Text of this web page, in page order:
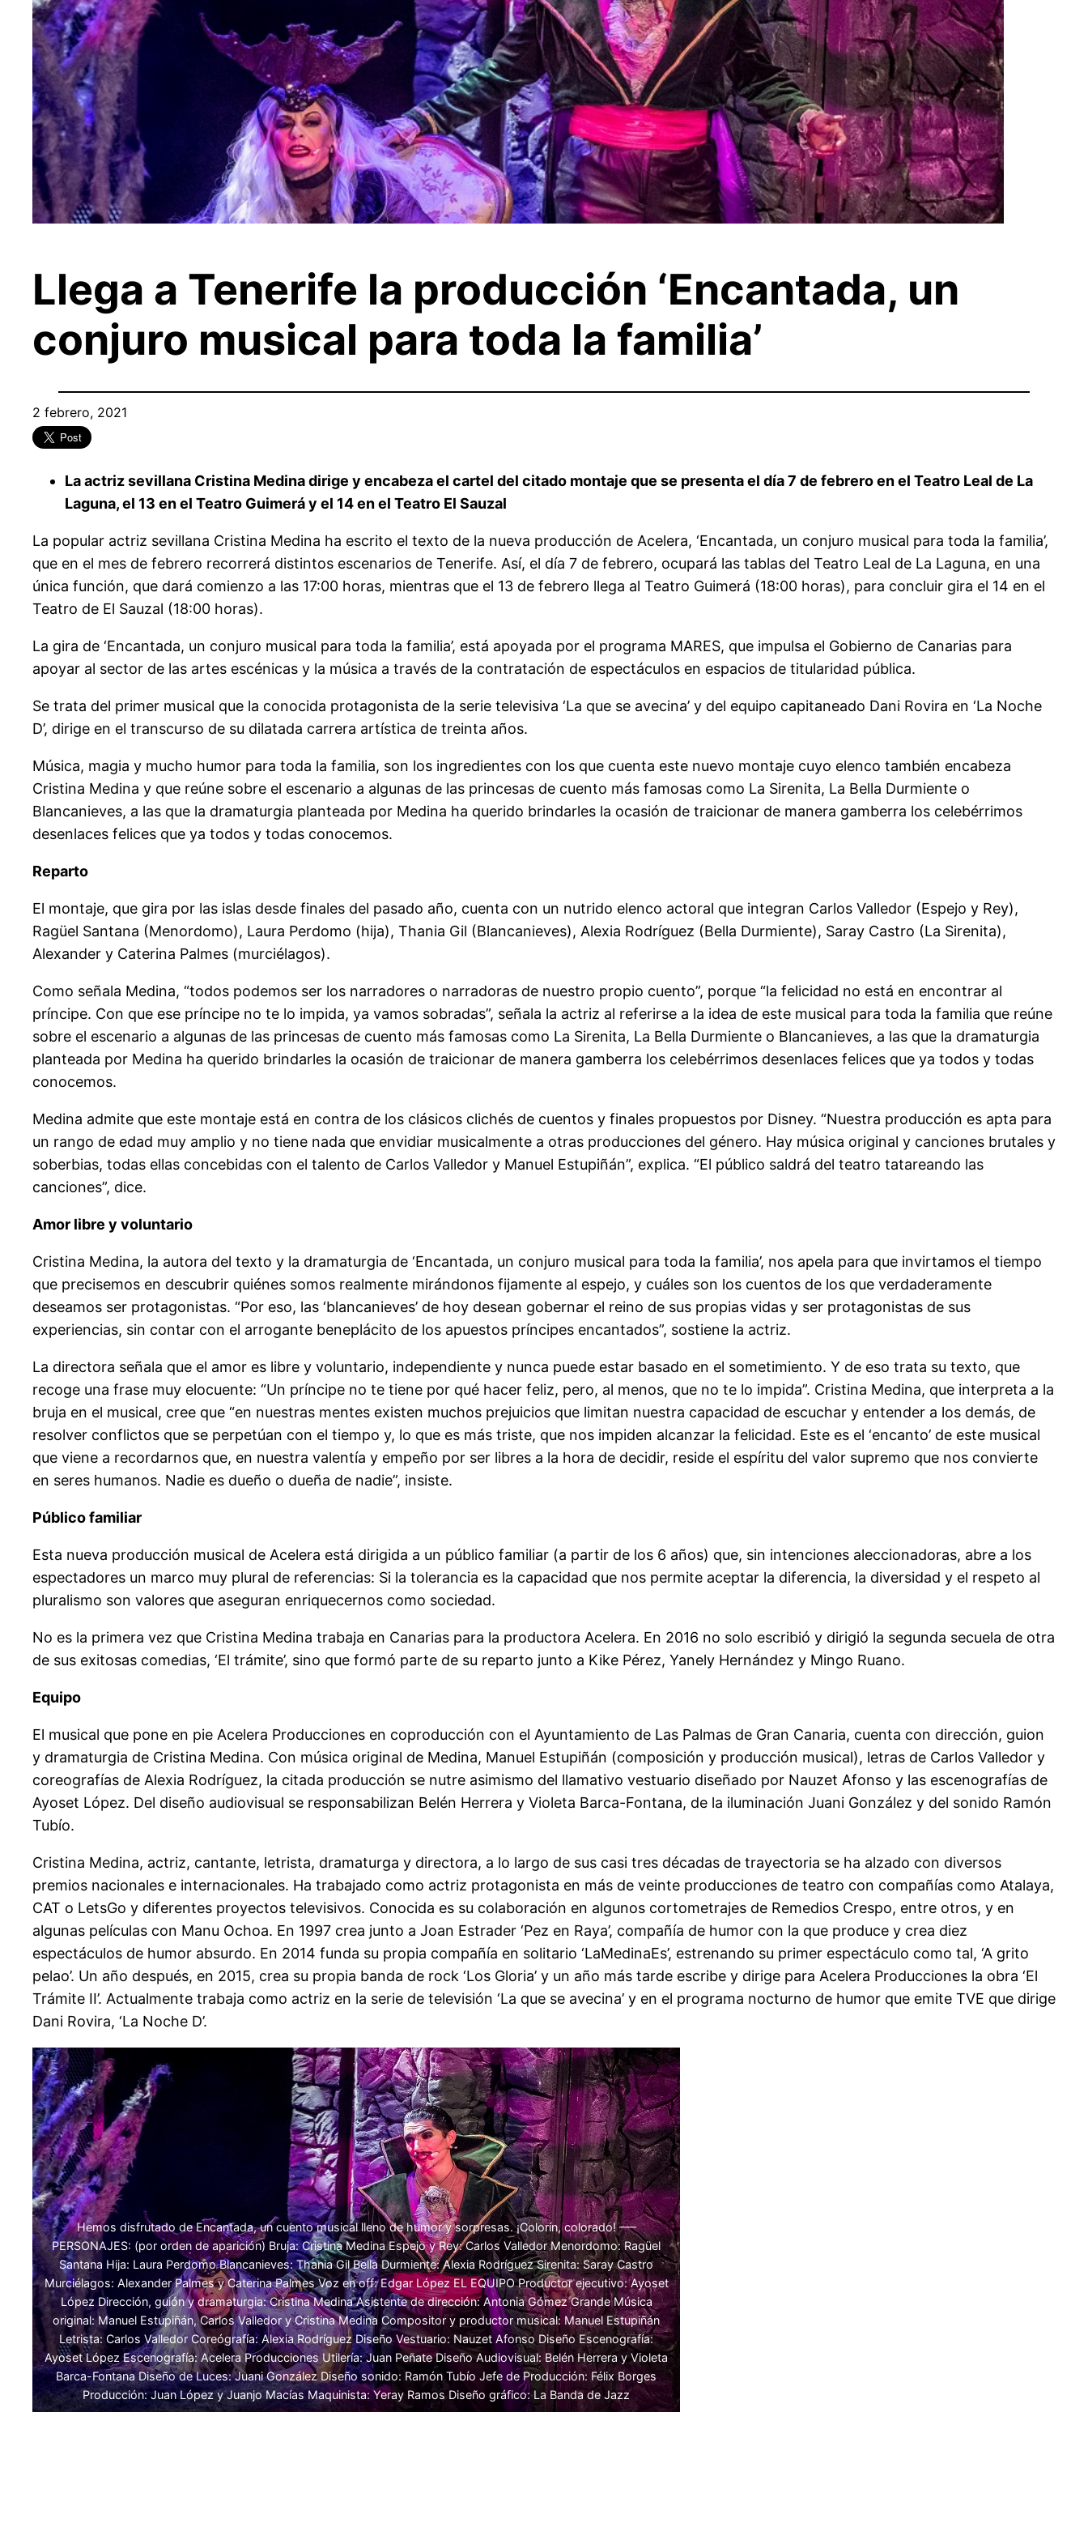
Llega a Tenerife la producción ‘Encantada, un
conjuro musical para toda la familia’
2 febrero, 2021
La actriz sevillana Cristina Medina dirige y encabeza el cartel del citado montaje que se presenta el día 7 de febrero en el Teatro Leal de La
Laguna, el 13 en el Teatro Guimerá y el 14 en el Teatro El Sauzal
La popular actriz sevillana Cristina Medina ha escrito el texto de la nueva producción de Acelera, ‘Encantada, un conjuro musical para toda la familia’,
que en el mes de febrero recorrerá distintos escenarios de Tenerife. Así, el día 7 de febrero, ocupará las tablas del Teatro Leal de La Laguna, en una
única función, que dará comienzo a las 17:00 horas, mientras que el 13 de febrero llega al Teatro Guimerá (18:00 horas), para concluir gira el 14 en el
Teatro de El Sauzal (18:00 horas).
La gira de ‘Encantada, un conjuro musical para toda la familia’, está apoyada por el programa MARES, que impulsa el Gobierno de Canarias para
apoyar al sector de las artes escénicas y la música a través de la contratación de espectáculos en espacios de titularidad pública.
Se trata del primer musical que la conocida protagonista de la serie televisiva ‘La que se avecina’ y del equipo capitaneado Dani Rovira en ‘La Noche
D’, dirige en el transcurso de su dilatada carrera artística de treinta años.
Música, magia y mucho humor para toda la familia, son los ingredientes con los que cuenta este nuevo montaje cuyo elenco también encabeza
Cristina Medina y que reúne sobre el escenario a algunas de las princesas de cuento más famosas como La Sirenita, La Bella Durmiente o
Blancanieves, a las que la dramaturgia planteada por Medina ha querido brindarles la ocasión de traicionar de manera gamberra los celebérrimos
desenlaces felices que ya todos y todas conocemos.
Reparto
El montaje, que gira por las islas desde finales del pasado año, cuenta con un nutrido elenco actoral que integran Carlos Valledor (Espejo y Rey),
Ragüel Santana (Menordomo), Laura Perdomo (hija), Thania Gil (Blancanieves), Alexia Rodríguez (Bella Durmiente), Saray Castro (La Sirenita),
Alexander y Caterina Palmes (murciélagos).
Como señala Medina, “todos podemos ser los narradores o narradoras de nuestro propio cuento”, porque “la felicidad no está en encontrar al
príncipe. Con que ese príncipe no te lo impida, ya vamos sobradas”, señala la actriz al referirse a la idea de este musical para toda la familia que reúne
sobre el escenario a algunas de las princesas de cuento más famosas como La Sirenita, La Bella Durmiente o Blancanieves, a las que la dramaturgia
planteada por Medina ha querido brindarles la ocasión de traicionar de manera gamberra los celebérrimos desenlaces felices que ya todos y todas
conocemos.
Medina admite que este montaje está en contra de los clásicos clichés de cuentos y finales propuestos por Disney. “Nuestra producción es apta para
un rango de edad muy amplio y no tiene nada que envidiar musicalmente a otras producciones del género. Hay música original y canciones brutales y
soberbias, todas ellas concebidas con el talento de Carlos Valledor y Manuel Estupiñán”, explica. “El público saldrá del teatro tatareando las
canciones”, dice.
Amor libre y voluntario
Cristina Medina, la autora del texto y la dramaturgia de ‘Encantada, un conjuro musical para toda la familia’, nos apela para que invirtamos el tiempo
que precisemos en descubrir quiénes somos realmente mirándonos fijamente al espejo, y cuáles son los cuentos de los que verdaderamente
deseamos ser protagonistas. “Por eso, las ‘blancanieves’ de hoy desean gobernar el reino de sus propias vidas y ser protagonistas de sus
experiencias, sin contar con el arrogante beneplácito de los apuestos príncipes encantados”, sostiene la actriz.
La directora señala que el amor es libre y voluntario, independiente y nunca puede estar basado en el sometimiento. Y de eso trata su texto, que
recoge una frase muy elocuente: “Un príncipe no te tiene por qué hacer feliz, pero, al menos, que no te lo impida”. Cristina Medina, que interpreta a la
bruja en el musical, cree que “en nuestras mentes existen muchos prejuicios que limitan nuestra capacidad de escuchar y entender a los demás, de
resolver conflictos que se perpetúan con el tiempo y, lo que es más triste, que nos impiden alcanzar la felicidad. Este es el ‘encanto’ de este musical
que viene a recordarnos que, en nuestra valentía y empeño por ser libres a la hora de decidir, reside el espíritu del valor supremo que nos convierte
en seres humanos. Nadie es dueño o dueña de nadie”, insiste.
Público familiar
Esta nueva producción musical de Acelera está dirigida a un público familiar (a partir de los 6 años) que, sin intenciones aleccionadoras, abre a los
espectadores un marco muy plural de referencias: Si la tolerancia es la capacidad que nos permite aceptar la diferencia, la diversidad y el respeto al
pluralismo son valores que aseguran enriquecernos como sociedad.
No es la primera vez que Cristina Medina trabaja en Canarias para la productora Acelera. En 2016 no solo escribió y dirigió la segunda secuela de otra
de sus exitosas comedias, ‘El trámite’, sino que formó parte de su reparto junto a Kike Pérez, Yanely Hernández y Mingo Ruano.
Equipo
El musical que pone en pie Acelera Producciones en coproducción con el Ayuntamiento de Las Palmas de Gran Canaria, cuenta con dirección, guion
y dramaturgia de Cristina Medina. Con música original de Medina, Manuel Estupiñán (composición y producción musical), letras de Carlos Valledor y
coreografías de Alexia Rodríguez, la citada producción se nutre asimismo del llamativo vestuario diseñado por Nauzet Afonso y las escenografías de
Ayoset López. Del diseño audiovisual se responsabilizan Belén Herrera y Violeta Barca-Fontana, de la iluminación Juani González y del sonido Ramón
Tubío.
Cristina Medina, actriz, cantante, letrista, dramaturga y directora, a lo largo de sus casi tres décadas de trayectoria se ha alzado con diversos
premios nacionales e internacionales. Ha trabajado como actriz protagonista en más de veinte producciones de teatro con compañías como Atalaya,
CAT o LetsGo y diferentes proyectos televisivos. Conocida es su colaboración en algunos cortometrajes de Remedios Crespo, entre otros, y en
algunas películas con Manu Ochoa. En 1997 crea junto a Joan Estrader ‘Pez en Raya’, compañía de humor con la que produce y crea diez
espectáculos de humor absurdo. En 2014 funda su propia compañía en solitario ‘LaMedinaEs’, estrenando su primer espectáculo como tal, ‘A grito
pelao’. Un año después, en 2015, crea su propia banda de rock ‘Los Gloria’ y un año más tarde escribe y dirige para Acelera Producciones la obra ‘El
Trámite II’. Actualmente trabaja como actriz en la serie de televisión ‘La que se avecina’ y en el programa nocturno de humor que emite TVE que dirige
Dani Rovira, ‘La Noche D’.
Hemos disfrutado de Encantada, un cuento musical lleno de humor y sorpresas. ¡Colorín, colorado! —–
PERSONAJES: (por orden de aparición) Bruja: Cristina Medina Espejo y Rey: Carlos Valledor Menordomo: Ragüel
Santana Hija: Laura Perdomo Blancanieves: Thania Gil Bella Durmiente: Alexia Rodríguez Sirenita: Saray Castro
Murciélagos: Alexander Palmes y Caterina Palmes Voz en off: Edgar López EL EQUIPO Productor ejecutivo: Ayoset
López Dirección, guión y dramaturgia: Cristina Medina Asistente de dirección: Antonia Gómez Grande Música
original: Manuel Estupiñán, Carlos Valledor y Cristina Medina Compositor y productor musical: Manuel Estupiñán
Letrista: Carlos Valledor Coreógrafía: Alexia Rodríguez Diseño Vestuario: Nauzet Afonso Diseño Escenografía:
Ayoset López Escenografía: Acelera Producciones Utilería: Juan Peñate Diseño Audiovisual: Belén Herrera y Violeta
Barca-Fontana Diseño de Luces: Juani González Diseño sonido: Ramón Tubío Jefe de Producción: Félix Borges
Producción: Juan López y Juanjo Macías Maquinista: Yeray Ramos Diseño gráfico: La Banda de Jazz